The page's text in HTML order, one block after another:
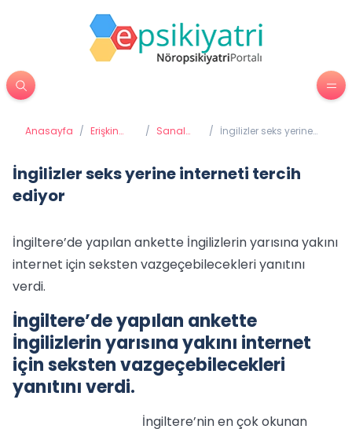
Anasayfa / Erişkin
/ Sanal
/ İngilizler seks yerine
İngilizler seks yerine interneti tercih
ediyor
İngiltere’de yapılan ankette İngilizlerin yarısına yakını
internet için seksten vazgeçebilecekleri yanıtını
verdi.
İngiltere’de yapılan ankette
İngilizlerin yarısına yakını internet
için seksten vazgeçebilecekleri
yanıtını verdi.
İngiltere’nin en çok okunan